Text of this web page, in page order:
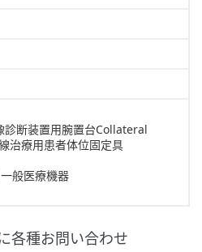
断装置用腕置台Collateral
治療用患者体位固定具
般医療機器
各種お問い合わせ